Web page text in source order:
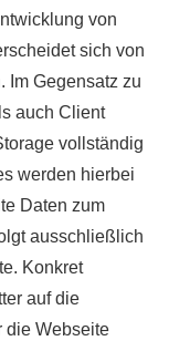
von
sich von
Im Gegensatz zu
auch Client
vollständig
werden hierbei
Daten zum
ausschließlich
Konkret
auf die
die Webseite